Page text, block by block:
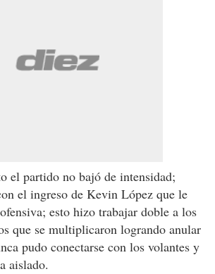
el partido no bajó de intensidad;
el ingreso de Kevin López que le
esto hizo trabajar doble a los
que se multiplicaron logrando anular
pudo conectarse con los volantes y
aislado.